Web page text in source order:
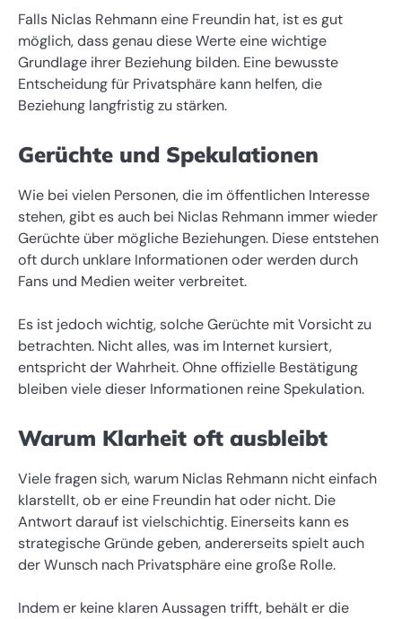
Falls Niclas Rehmann eine Freundin hat, ist es gut
möglich, dass genau diese Werte eine wichtige
Grundlage ihrer Beziehung bilden. Eine bewusste
Entscheidung für Privatsphäre kann helfen, die
Beziehung langfristig zu stärken.
Gerüchte und Spekulationen
Wie bei vielen Personen, die im öffentlichen Interesse
stehen, gibt es auch bei Niclas Rehmann immer wieder
Gerüchte über mögliche Beziehungen. Diese entstehen
oft durch unklare Informationen oder werden durch
Fans und Medien weiter verbreitet.
Es ist jedoch wichtig, solche Gerüchte mit Vorsicht zu
betrachten. Nicht alles, was im Internet kursiert,
entspricht der Wahrheit. Ohne offizielle Bestätigung
bleiben viele dieser Informationen reine Spekulation.
Warum Klarheit oft ausbleibt
Viele fragen sich, warum Niclas Rehmann nicht einfach
klarstellt, ob er eine Freundin hat oder nicht. Die
Antwort darauf ist vielschichtig. Einerseits kann es
strategische Gründe geben, andererseits spielt auch
der Wunsch nach Privatsphäre eine große Rolle.
Indem er keine klaren Aussagen trifft, behält er die